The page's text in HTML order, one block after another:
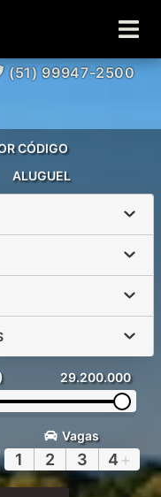
(51) 99947-2500
ALUGUEL
CÓDIGO
29.200.000
Vagas
1 2 3 4 +